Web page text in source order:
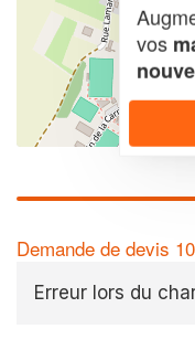
Demande de devis
Erreur lors du
vos